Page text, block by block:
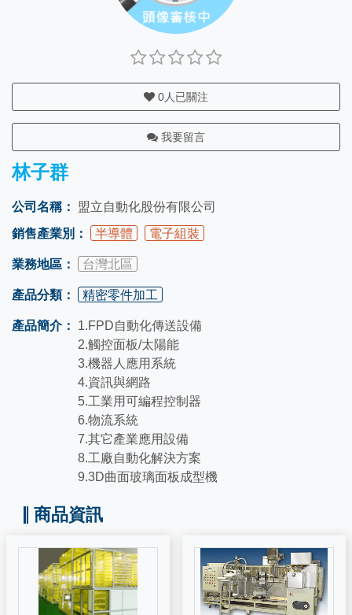
0人已關注
我要留言
林子群
公司名稱：
盟立自動化股份有限公司
銷售產業別：
半導體 電子組裝
業務地區： 台灣北區
產品分類： 精密零件加工
產品簡介：
1.FPD自動化傳送設備
2.觸控面板/太陽能
3.機器人應用系統
4.資訊與網路
5.工業用可編程控制器
6.物流系統
7.其它產業應用設備
8.工廠自動化解決方案
9.3D曲面玻璃面板成型機
商品資訊